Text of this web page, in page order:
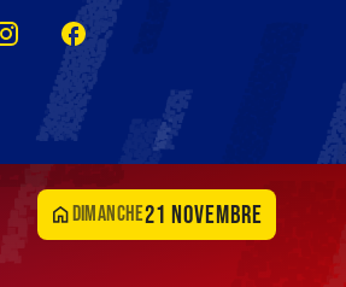
dimanche21 novembre